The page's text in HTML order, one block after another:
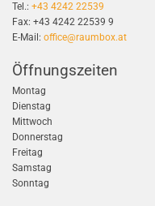
Tel.: +43 4242 22539
Fax: +43 4242 22539 9
E-Mail: office@raumbox.at
Öffnungszeiten
Montag
Dienstag
Mittwoch
Donnerstag
Freitag
Samstag
Sonntag